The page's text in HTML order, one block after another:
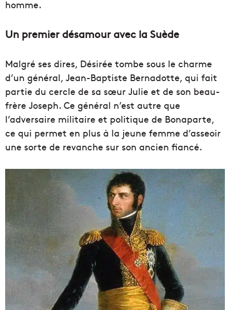
homme.
Un premier désamour avec la Suède
Malgré ses dires, Désirée tombe sous le charme
d’un général, Jean-Baptiste Bernadotte, qui fait
partie du cercle de sa sœur Julie et de son beau-
frère Joseph. Ce général n’est autre que
l’adversaire militaire et politique de Bonaparte,
ce qui permet en plus à la jeune femme d’asseoir
une sorte de revanche sur son ancien fiancé.